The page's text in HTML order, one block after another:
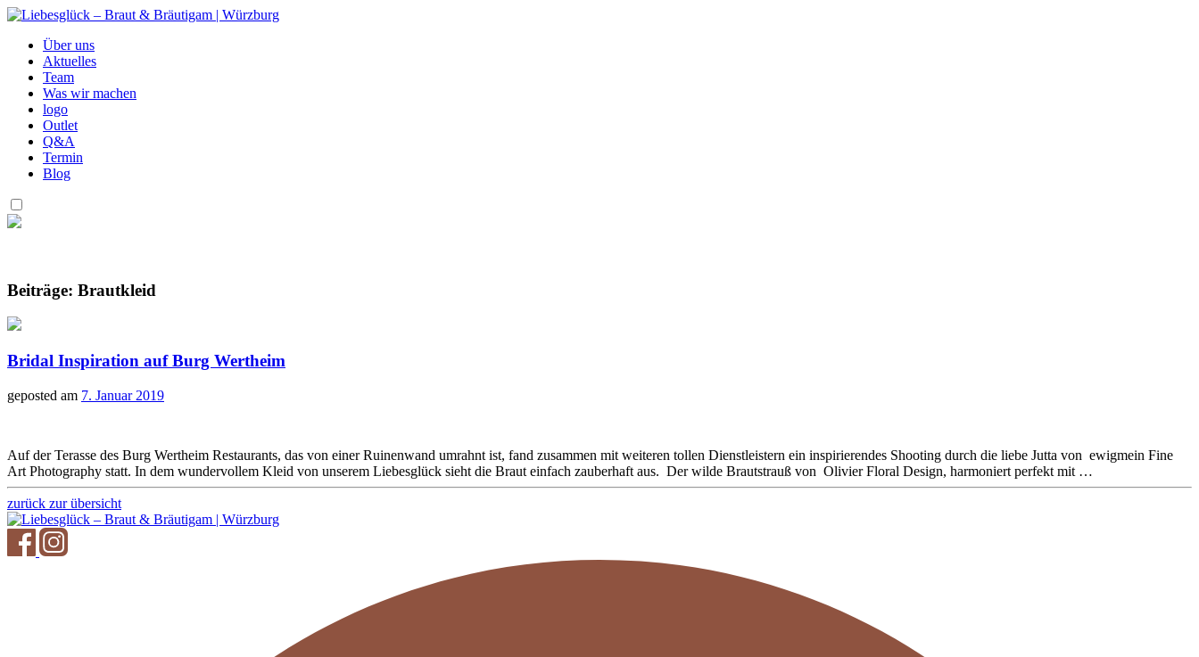
Über uns
Aktuelles
Team
Was wir machen
logo
Outlet
Q&A
Termin
Blog
Beiträge: Brautkleid
Bridal Inspiration auf Burg Wertheim
geposted am 7. Januar 2019
Auf der Terasse des Burg Wertheim Restaurants, das von einer Ruinenwand umrahnt ist, fand zusammen mit weiteren tollen Dienstleistern ein inspirierendes Shooting durch die liebe Jutta von ewigmein Fine
Art Photography statt. In dem wundervollem Kleid von unserem Liebesglück sieht die Braut einfach zauberhaft aus. Der wilde Brautstrauß von Olivier Floral Design, harmoniert perfekt mit …
zurück zur übersicht